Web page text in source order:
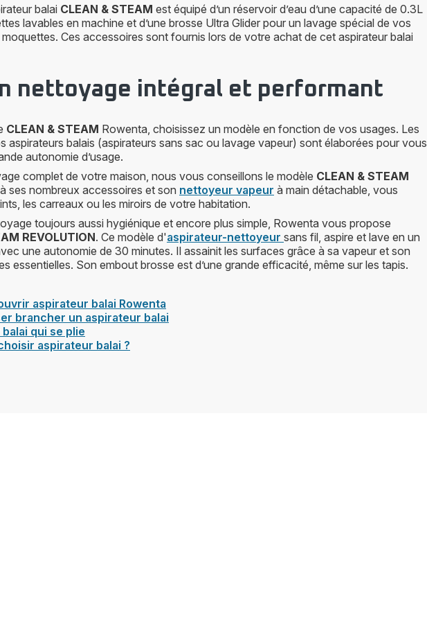
balai CLEAN & STEAM est équipé d’un réservoir d’eau d’une capacité de 0.3L
lavables en machine et d’une brosse Ultra Glider pour un lavage spécial de vos
Ces accessoires sont fournis lors de votre achat de cet aspirateur balai
nettoyage intégral et performant
CLEAN & STEAM Rowenta, choisissez un modèle en fonction de vos usages. Les
aspirateurs balais (aspirateurs sans sac ou lavage vapeur) sont élaborées pour vous
autonomie d’usage.
complet de votre maison, nous vous conseillons le modèle CLEAN & STEAM
ses nombreux accessoires et son nettoyeur vapeur à main détachable, vous
les carreaux ou les miroirs de votre habitation.
toujours aussi hygiénique et encore plus simple, Rowenta vous propose
REVOLUTION. Ce modèle d'aspirateur-nettoyeur sans fil, aspire et lave en un
une autonomie de 30 minutes. Il assainit les surfaces grâce à sa vapeur et son
essentielles. Son embout brosse est d’une grande efficacité, même sur les tapis.
aspirateur balai Rowenta
brancher un aspirateur balai
qui se plie
aspirateur balai ?